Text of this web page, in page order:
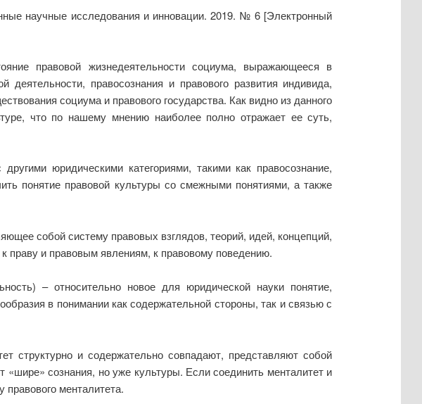
научные исследования и инновации. 2019. № 6 [Электронный
правовой жизнедеятельности социума, выражающееся в
правосознания и правового развития индивида,
социума и правового государства. Как видно из данного
что по нашему мнению наиболее полно отражает ее суть,
юридическими категориями, такими как правосознание,
понятие правовой культуры со смежными понятиями, а также
собой систему правовых взглядов, теорий, идей, концепций,
праву и правовым явлениям, к правовому поведению.
– относительно новое для юридической науки понятие,
в понимании как содержательной стороны, так и связью с
структурно и содержательно совпадают, представляют собой
сознания, но уже культуры. Если соединить менталитет и
правового менталитета.